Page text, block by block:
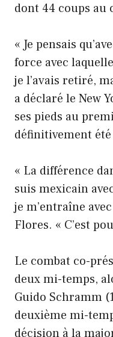
dont 44 coups au
« Je pensais
force avec
je l’avais retiré,
a déclaré le New
ses pieds au
définitivement
« La différence
suis mexicain
je m’entraîne
Flores. « C’est
Le combat co-
deux mi-temps,
Guido Schramm
deuxième mi-
décision à la